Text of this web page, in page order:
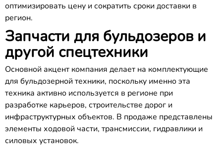
оптимизировать цену и сократить сроки доставки в
регион.
Запчасти для бульдозеров и
другой спецтехники
Основной акцент компания делает на комплектующие
для бульдозерной техники, поскольку именно эта
техника активно используется в регионе при
разработке карьеров, строительстве дорог и
инфраструктурных объектов. В продаже представлены
элементы ходовой части, трансмиссии, гидравлики и
силовых установок.